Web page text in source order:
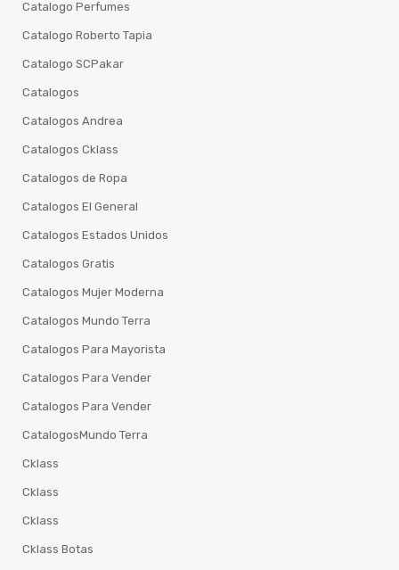
Catalogo Perfumes
Catalogo Roberto Tapia
Catalogo SCPakar
Catalogos
Catalogos Andrea
Catalogos Cklass
Catalogos de Ropa
Catalogos El General
Catalogos Estados Unidos
Catalogos Gratis
Catalogos Mujer Moderna
Catalogos Mundo Terra
Catalogos Para Mayorista
Catalogos Para Vender
Catalogos Para Vender
CatalogosMundo Terra
Cklass
Cklass
Cklass
Cklass Botas